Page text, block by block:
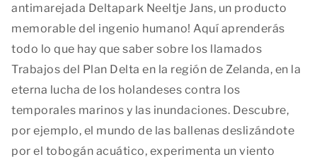
antimarejada Deltapark Neeltje Jans, un producto
memorable del ingenio humano! Aquí aprenderás
todo lo que hay que saber sobre los llamados
Trabajos del Plan Delta en la región de Zelanda, en la
eterna lucha de los holandeses contra los
temporales marinos y las inundaciones. Descubre,
por ejemplo, el mundo de las ballenas deslizándote
por el tobogán acuático, experimenta un viento